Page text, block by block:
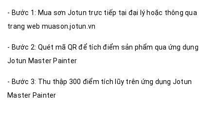
- Bước 1: Mua sơn Jotun trực tiếp tại đại lý hoặc thông qua
trang web muason.jotun.vn ​
- Bước 2: Quét mã QR để tích điểm sản phẩm qua ứng dụng
Jotun Master Painter ​
- Bước 3: Thu thập 300 điểm tích lũy trên ứng dụng Jotun
Master Painter ​​